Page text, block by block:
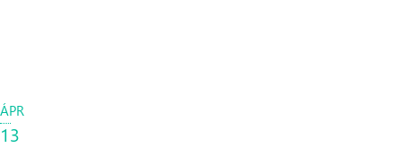
ÁPR
13